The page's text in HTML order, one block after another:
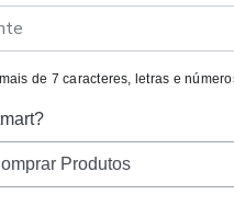
de 7 caracteres, letras e
Produtos